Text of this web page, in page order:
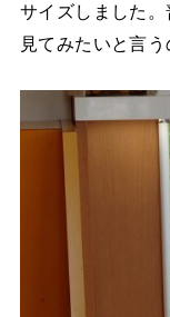
サイズしました
見てみたいと言う